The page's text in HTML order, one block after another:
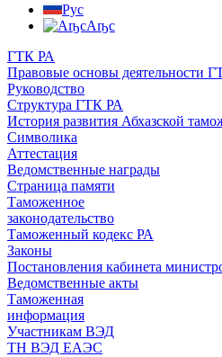
Рус
Аҧс
ГТК РА
Правовые основы деятельности
Руководство
Структура ГТК РА
История развития Абхазской
Символика
Аттестация
Ведомственные награды
Страница памяти
Таможенное
законодательство
Таможенный кодекс РА
Законы
Постановления кабинета
Ведомственные акты
Таможенная
информация
Участникам ВЭД
ТН ВЭД ЕАЭС